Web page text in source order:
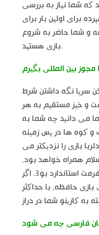
که شما نیاز به بررسی
برای اولین بار برای
و شما حاضر به شروع
بازی هستید.
مجوز بین المللی بگیرم
سرپا نگه داشتن شرط
و خیز مستقیم به هر
می دانید چه شما به
و کوه ها در پس زمینه
بازی را نزدیکتر می
سلام همراه خواهد بود,
بنابراین هنوز هم به پیروی از فرمت استاندارد بو3. اگر
حافظه, با حداکثر
زبان فارسی چه می شود